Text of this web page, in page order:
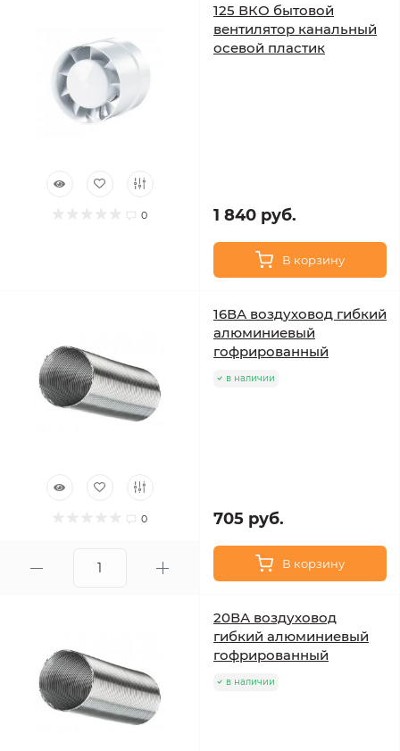
0
125 ВКО бытовой
вентилятор канальный
осевой пластик
1 840 руб.
В корзину
0
16ВА воздуховод гибкий
алюминиевый
гофрированный
в наличии
705 руб.
В корзину
20ВА воздуховод
гибкий алюминиевый
гофрированный
в наличии